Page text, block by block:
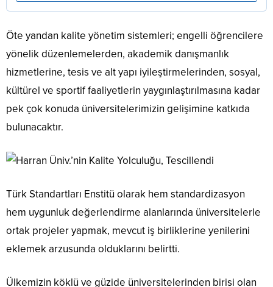
Öte yandan kalite yönetim sistemleri; engelli öğrencilere
yönelik düzenlemelerden, akademik danışmanlık
hizmetlerine, tesis ve alt yapı iyileştirmelerinden, sosyal,
kültürel ve sportif faaliyetlerin yaygınlaştırılmasına kadar
pek çok konuda üniversitelerimizin gelişimine katkıda
bulunacaktır.
Türk Standartları Enstitü olarak hem standardizasyon
hem uygunluk değerlendirme alanlarında üniversitelerle
ortak projeler yapmak, mevcut iş birliklerine yenilerini
eklemek arzusunda olduklarını belirtti.
Ülkemizin köklü ve güzide üniversitelerinden birisi olan